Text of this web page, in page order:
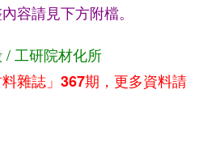
容請見下方附檔。
/ 工研院材化所
雜誌」367期，更多資料請